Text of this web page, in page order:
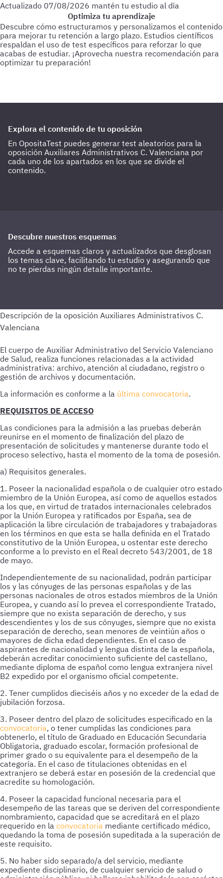
Actualizado 07/08/2026 mantén tu estudio al día
Optimiza tu aprendizaje
Descubre cómo estructuramos y personalizamos el contenido
para mejorar tu retención a largo plazo. Estudios científicos
respaldan el uso de test específicos para reforzar lo que
acabas de estudiar. ¡Aprovecha nuestra recomendación para
optimizar tu preparación!
Explora el contenido de tu oposición
En OpositaTest puedes generar test aleatorios para la
oposición Auxiliares Administrativos C. Valenciana por
cada uno de los apartados en los que se divide el
contenido.
Descubre nuestros esquemas
Accede a esquemas claros y actualizados que desglosan
los temas clave, facilitando tu estudio y asegurando que
no te pierdas ningún detalle importante.
El cuerpo de Auxiliar Administrativo del Servicio Valenciano
de Salud, realiza funciones relacionadas a la actividad
administrativa: archivo, atención al ciudadano, registro o
gestión de archivos y documentación.
La información es conforme a la última convocatoria.
REQUISITOS DE ACCESO
Las condiciones para la admisión a las pruebas deberán
reunirse en el momento de finalización del plazo de
presentación de solicitudes y mantenerse durante todo el
proceso selectivo, hasta el momento de la toma de posesión.
a) Requisitos generales.
1. Poseer la nacionalidad española o de cualquier otro estado
miembro de la Unión Europea, así como de aquellos estados
a los que, en virtud de tratados internacionales celebrados
por la Unión Europea y ratificados por España, sea de
aplicación la libre circulación de trabajadores y trabajadoras
en los términos en que esta se halla definida en el Tratado
constitutivo de la Unión Europea, u ostentar este derecho
conforme a lo previsto en el Real decreto 543/2001, de 18
de mayo.
Independientemente de su nacionalidad, podrán participar
los y las cónyuges de las personas españolas y de las
personas nacionales de otros estados miembros de la Unión
Europea, y cuando así lo prevea el correspondiente Tratado,
siempre que no exista separación de derecho, y sus
descendientes y los de sus cónyuges, siempre que no exista
separación de derecho, sean menores de veintiún años o
mayores de dicha edad dependientes. En el caso de
aspirantes de nacionalidad y lengua distinta de la española,
deberán acreditar conocimiento suficiente del castellano,
mediante diploma de español como lengua extranjera nivel
B2 expedido por el organismo oficial competente.
2. Tener cumplidos dieciséis años y no exceder de la edad de
jubilación forzosa.
3. Poseer dentro del plazo de solicitudes especificado en la
convocatoria, o tener cumplidas las condiciones para
obtenerlo, el título de Graduado en Educación Secundaria
Obligatoria, graduado escolar, formación profesional de
primer grado o su equivalente para el desempeño de la
categoría. En el caso de titulaciones obtenidas en el
extranjero se deberá estar en posesión de la credencial que
acredite su homologación.
4. Poseer la capacidad funcional necesaria para el
desempeño de las tareas que se deriven del correspondiente
nombramiento, capacidad que se acreditará en el plazo
requerido en la convocatoria mediante certificado médico,
quedando la toma de posesión supeditada a la superación de
este requisito.
5. No haber sido separado/a del servicio, mediante
expediente disciplinario, de cualquier servicio de salud o